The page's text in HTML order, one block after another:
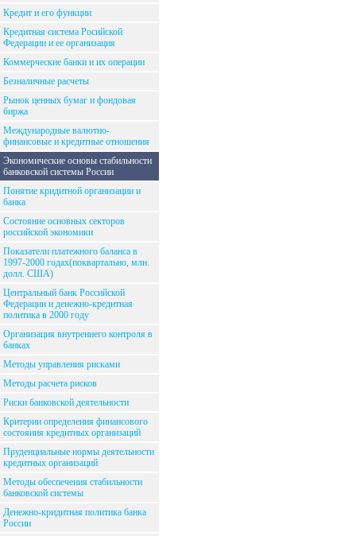
Кредит и его функции
Кредитная система Росийской
Федерации и ее организация
Коммерческие банки и их операции
Безналичные расчеты
Рынок ценных бумаг и фондовая
биржа
Международные валютно-
финансовые и кредитные отношения
Экономические основы стабильности
банковской системы России
Понятие кридитной организации и
банка
Состояние основных секторов
российской экономики
Показатели платежного баланса в
1997-2000 годах(поквартально, млн.
долл. США)
Центральный банк Российской
Федерации и денежно-кредитная
политика в 2000 году
Организация внутреннего контроля в
банках
Методы управления рисками
Методы расчета рисков
Риски банковской деятельности
Критерии определения финансового
состояния кредитных организаций
Пруденциальные нормы деятельности
кредитных организаций
Методы обеспечения стабильности
банковской системы
Денежно-кридитная политика банка
России